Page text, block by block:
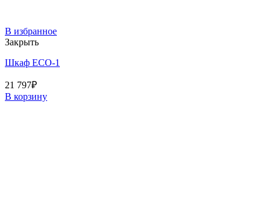
В избранное
Закрыть
Шкаф ECO-1
21 797₽
В корзину